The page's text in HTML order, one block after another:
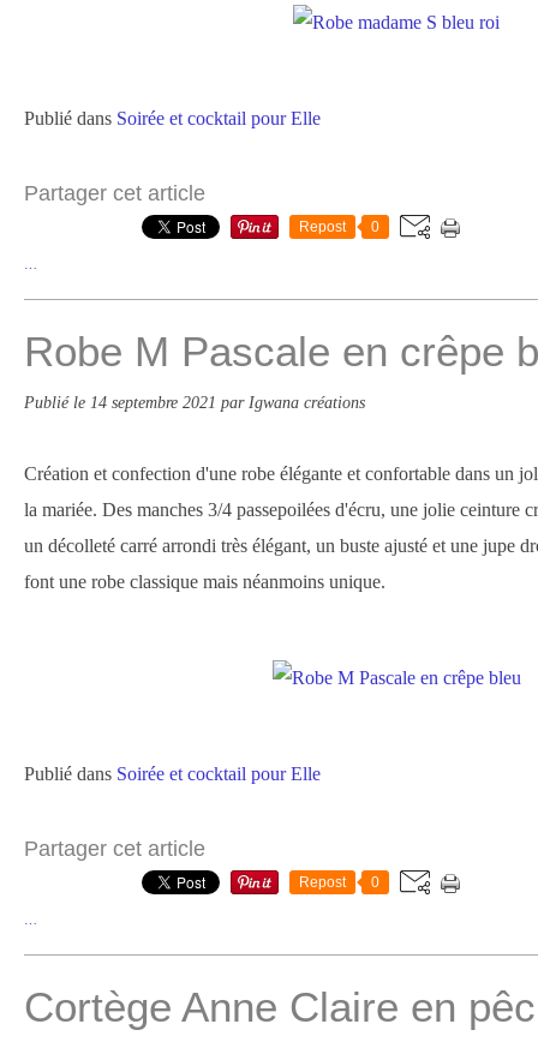
Publié dans Soirée et cocktail pour Elle
Partager cet article
Repost 0
Robe M Pascale en crêpe
Publié le 14 septembre 2021 par Igwana créations
Création et confection d'une robe élégante et confortable dans un
la mariée. Des manches 3/4 passepoilées d'écru, une jolie ceinture
un décolleté carré arrondi très élégant, un buste ajusté et une jupe
font une robe classique mais néanmoins unique.
Publié dans Soirée et cocktail pour Elle
Partager cet article
Repost 0
Cortège Anne Claire en